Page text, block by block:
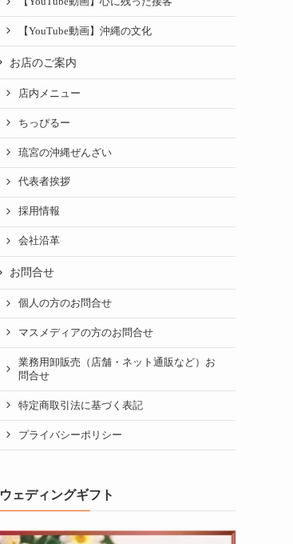
【YouTube動画】沖縄の文化
お店のご案内
店内メニュー
ちっぴるー
琉宮の沖縄ぜんざい
代表者挨拶
採用情報
会社沿革
お問合せ
個人の方のお問合せ
マスメディアの方のお問合せ
業務用卸販売（店舗・ネット通販など）お
問合せ
特定商取引法に基づく表記
プライバシーポリシー
ウェディングギフト